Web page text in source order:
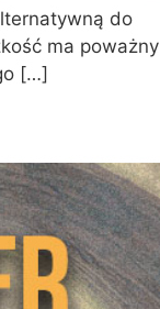
do
ma poważny
[…]